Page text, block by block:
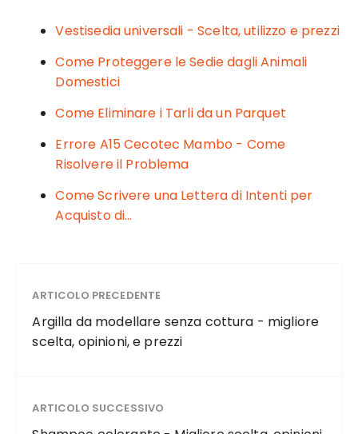
b
o
o
k
r st vi
di
Vestisedia universali - Scelta, utilizzo e prezzi
Come Proteggere le Sedie dagli Animali
Domestici
Come Eliminare i Tarli da un Parquet
Errore A15 Cecotec Mambo - Come
Risolvere il Problema
Come Scrivere una Lettera di Intenti per
Acquisto di…
ARTICOLO PRECEDENTE
Argilla da modellare senza cottura - migliore
scelta, opinioni, e prezzi
ARTICOLO SUCCESSIVO